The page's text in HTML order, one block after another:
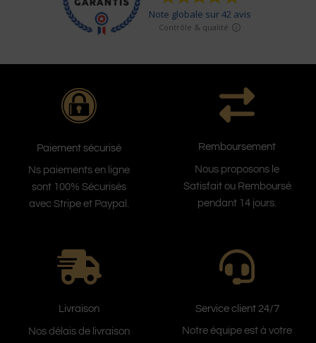
Paiement sécurisé
Ns paiements en ligne
sont 100% Sécurisés
avec Stripe et Paypal.
Remboursement
Nous proposons le
Satisfait ou Remboursé
pendant 14 jours.
Livraison
Nos délais de livraison
Service client 24/7
Notre équipe est à votre